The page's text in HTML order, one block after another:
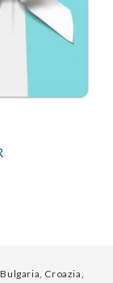
Croazia,